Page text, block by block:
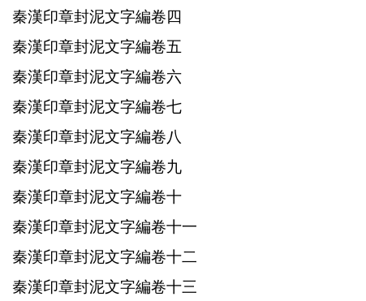
秦漢印章封泥文字編卷四
秦漢印章封泥文字編卷五
秦漢印章封泥文字編卷六
秦漢印章封泥文字編卷七
秦漢印章封泥文字編卷八
秦漢印章封泥文字編卷九
秦漢印章封泥文字編卷十
秦漢印章封泥文字編卷十一
秦漢印章封泥文字編卷十二
秦漢印章封泥文字編卷十三